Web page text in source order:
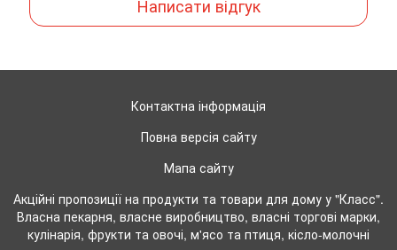
Написати відгук
Контактна інформація
Повна версія сайту
Мапа сайту
Акційні пропозиції на продукти та товари для дому у "Класс".
Власна пекарня, власне виробництво, власні торгові марки,
кулінарія, фрукти та овочі, м'ясо та птиця, кісло-молочні